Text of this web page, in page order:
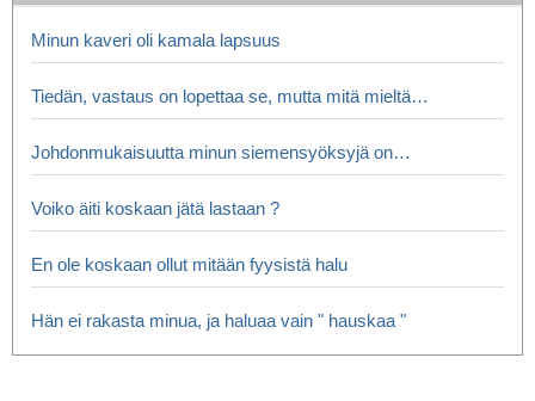
Minun kaveri oli kamala lapsuus
Tiedän, vastaus on lopettaa se, mutta mitä mieltä…
Johdonmukaisuutta minun siemensyöksyjä on…
Voiko äiti koskaan jätä lastaan ​​?
En ole koskaan ollut mitään fyysistä halu
Hän ei rakasta minua, ja haluaa vain " hauskaa "